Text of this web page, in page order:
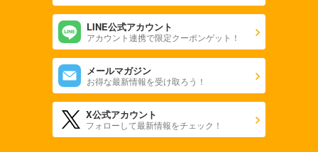
LINE公式アカウント
アカウント連携で限定クーポンゲット！
メールマガジン
お得な最新情報を受け取ろう！
X公式アカウント
フォローして最新情報をチェック！